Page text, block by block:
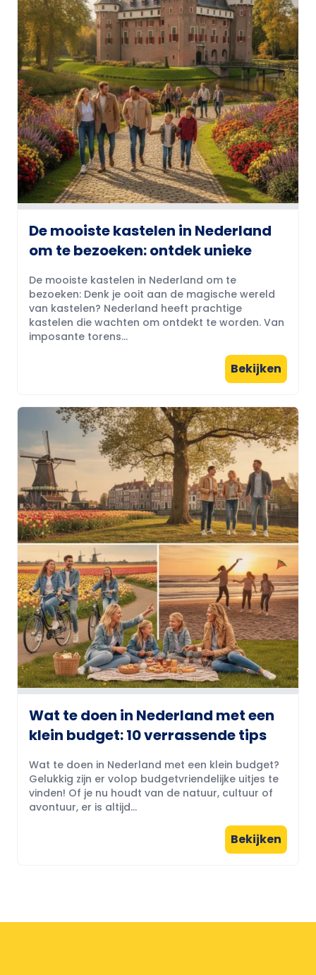
De mooiste kastelen in Nederland
om te bezoeken: ontdek unieke
De mooiste kastelen in Nederland om te
bezoeken: Denk je ooit aan de magische wereld
van kastelen? Nederland heeft prachtige
kastelen die wachten om ontdekt te worden. Van
imposante torens...
Bekijken
Wat te doen in Nederland met een
klein budget: 10 verrassende tips
Wat te doen in Nederland met een klein budget?
Gelukkig zijn er volop budgetvriendelijke uitjes te
vinden! Of je nu houdt van de natuur, cultuur of
avontuur, er is altijd...
Bekijken